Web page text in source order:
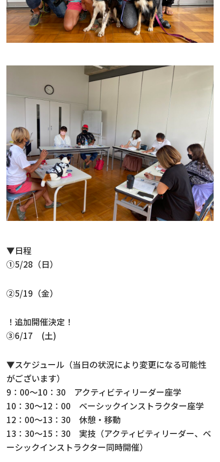
▼日程
①5/28（日）
➁5/19（金）
！追加開催決定！
③6/17 (土)
▼スケジュール（当日の状況により変更になる可能性
がございます）
9：00～10：30 アクティビティリーダー座学
10：30～12：00 ベーシックインストラクター座学
12：00～13：30 休憩・移動
13：30～15：30 実技（アクティビティリーダー、ベ
ーシックインストラクター同時開催）